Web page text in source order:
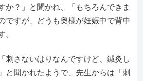
か？」と聞かれ、「もちろんできま
ですが、どうも奥様が妊娠中で背中
。
刺さないはりなんですけど、鍼灸し
と聞かれたようで、先生からは「刺